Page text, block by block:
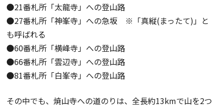
●21番札所「太龍寺」への登山路
●27番札所「神峯寺」への急坂 ※「真縦(まったて)」と
も呼ばれる
●60番札所「横峰寺」への登山路
●66番札所「雲辺寺」への登山路
●81番札所「白峯寺」への登山路
その中でも、焼山寺への道のりは、全長約13kmで山を2つ